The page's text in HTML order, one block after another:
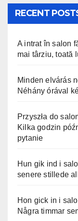
RECENT
A intrat în salon
mai târziu, toată
Minden elvárás
Néhány órával
Przyszła do
Kilka godzin
pytanie
Hun gik ind i
senere stillede
Hon gick in i
Några timmar